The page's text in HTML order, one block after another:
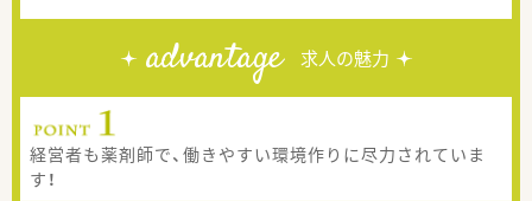
advantage 求人の魅力
経営者も薬剤師で、働きやすい環境作りに尽力されていま
す！